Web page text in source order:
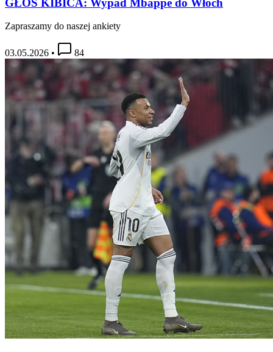
Zapraszamy do naszej ankiety
03.05.2026 • 84